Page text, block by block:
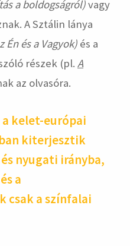
a boldogságról)vagy
A Sztálin lánya
Én és a Vagyok) és a
részek (pl. A
az olvasóra.
kelet-európai
kiterjesztik
nyugati irányba,
a
csak a színfalai